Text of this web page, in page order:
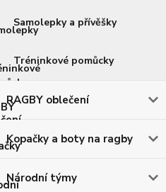
Samolepky a přívěšky
Tréninkové pomůcky
RAGBY oblečení
Kopačky a boty na ragby
Národní týmy